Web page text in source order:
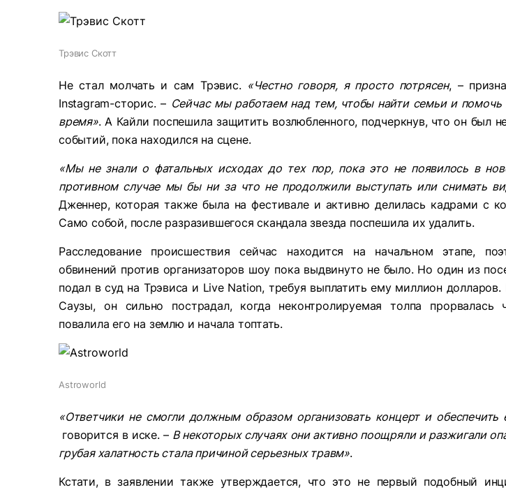
Трэвис Скотт
Не стал молчать и сам Трэвис. «Честно говоря, я просто потрясен, –
Instagram-сторис. – Сейчас мы работаем над тем, чтобы найти семьи и помочь
время». А Кайли поспешила защитить возлюбленного, подчеркнув, что он был
событий, пока находился на сцене.
«Мы не знали о фатальных исходах до тех пор, пока это не появилось в
противном случае мы бы ни за что не продолжили выступать или снимать
Дженнер, которая также была на фестивале и активно делилась кадрами с
Само собой, после разразившегося скандала звезда поспешила их удалить.
Расследование происшествия сейчас находится на начальном этапе,
обвинений против организаторов шоу пока выдвинуто не было. Но один из
подал в суд на Трэвиса и Live Nation, требуя выплатить ему миллион
Саузы, он сильно пострадал, когда неконтролируемая толпа прорвалась
повалила его на землю и начала топтать.
Astroworld
«Ответчики не смогли должным образом организовать концерт и обеспечить
говорится в иске. – В некоторых случаях они активно поощряли и разжигали
грубая халатность стала причиной серьезных травм».
Кстати, в заявлении также утверждается, что это не первый подобный